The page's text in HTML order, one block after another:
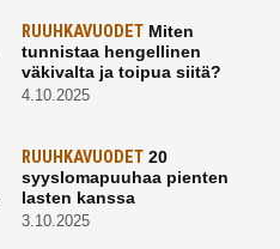
RUUHKAVUODETMiten
tunnistaa hengellinen
väkivalta ja toipua siitä?
4.10.2025
RUUHKAVUODET20
syyslomapuuhaa pienten
lasten kanssa
3.10.2025